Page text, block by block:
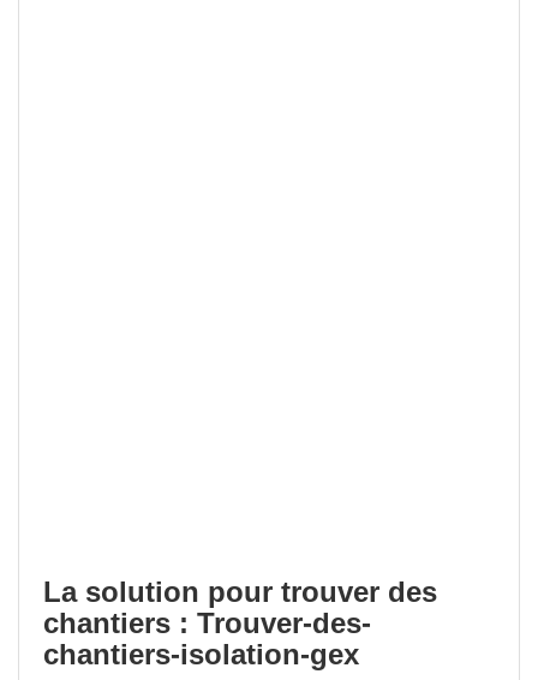
La solution pour trouver des
chantiers : Trouver-des-
chantiers-isolation-gex